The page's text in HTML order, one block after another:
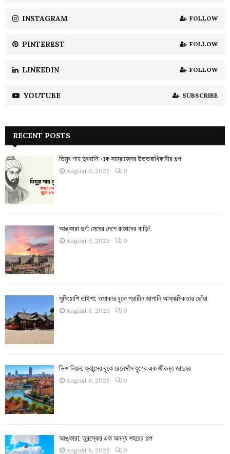
H
INSTAGRAM FOLLOW
PINTEREST FOLLOW
LINKEDIN FOLLOW
YOUTUBE SUBSCRIBE
RECENT POSTS
তিমুর শাহ দুররানি: এক সাম্রাজ্যের উত্তরাধিকারীর গল্প
August 9, 2026 0
আঙ্কারা দুর্গ: মেঘের দেশে রাজাদের বাড়ি!
August 9, 2026 0
সুমিয়োশি তাইশা: ওসাকার বুকে প্রাচীন জাপানি আধ্যাত্মিকতার ছোঁয়া
August 6, 2026 0
ভিও লিয়ন: ফ্রান্সের বুকে রেনেসাঁস যুগের এক জীবন্ত জাদুঘর
August 6, 2026 0
আঙ্কারা: তুরস্কের এক অনন্য শহরের গল্প
August 6, 2026 0